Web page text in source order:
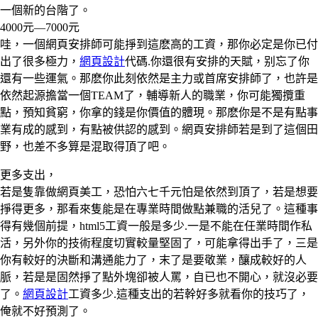
一個新的台階了。
4000元—7000元
哇，一個網頁安排師可能掙到這麽高的工資，那你必定是你已付
出了很多極力， 網頁設計代碼.你還很有安排的天賦，别忘了你
還有一些運氣。那麽你此刻依然是主力或首席安排師了，也許是
依然起源擔當一個TEAM了，輔導新人的職業，你可能獨攬重
點，預知貧窮，你拿的錢是你價值的體現。那麽你是不是有點事
業有成的感到，有點被供認的感到。網頁安排師若是到了這個田
野，也差不多算是混取得頂了吧。
更多支出，
若是隻靠做網頁美工，恐怕六七千元怕是依然到頂了，若是想要
掙得更多，那看來隻能是在專業時間做點兼職的活兒了。這種事
得有幾個前提，html5工資一般是多少.一是不能在任業時間作私
活，另外你的技術程度切實較量堅固了，可能拿得出手了，三是
你有較好的決斷和溝通能力了，末了是要敬業，釀成較好的人
脈，若是是固然掙了點外塊卻被人罵，自已也不開心，就沒必要
了。 網頁設計工資多少.這種支出的若幹好多就看你的技巧了，
俺就不好預測了。